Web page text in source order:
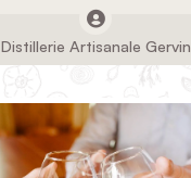
Distillerie Artisanale Gervin